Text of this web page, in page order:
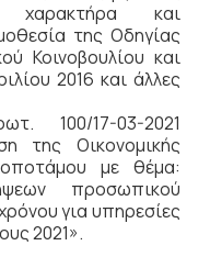
χαρακτήρα και
της Οδηγίας
Κοινοβουλίου και
2016 και άλλες
100/17-03-2021
της Οικονομικής
με θέμα:
προσωπικού
για υπηρεσίες
2021».